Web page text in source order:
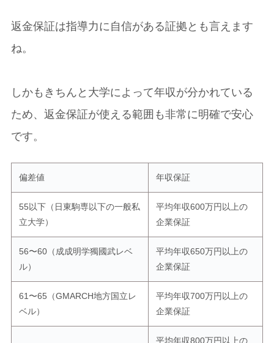
返金保証は指導力に自信がある証拠とも言えます
ね。
しかもきちんと大学によって年収が分かれている
ため、返金保証が使える範囲も非常に明確で安心
です。
偏差値 年収保証
55以下（日東駒専以下の一般私
立大学）
平均年収600万円以上の
企業保証
56〜60（成成明学獨國武レベ
ル）
平均年収650万円以上の
企業保証
61〜65（GMARCH地方国立レ
ベル）
平均年収700万円以上の
企業保証
平均年収800万円以上の